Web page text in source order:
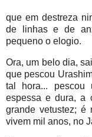
que em destreza
de linhas e de
pequeno o elogio.
Ora, um belo dia,
que pescou
tal hora... pescou
espessa e dura, a
grande vetustez; é
vivem mil anos, no